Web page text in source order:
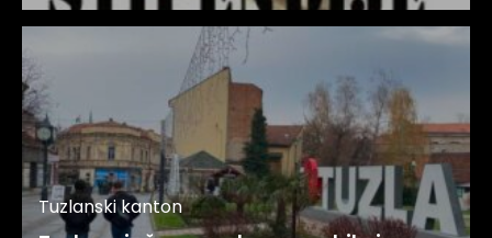
Tuzlanski kanton